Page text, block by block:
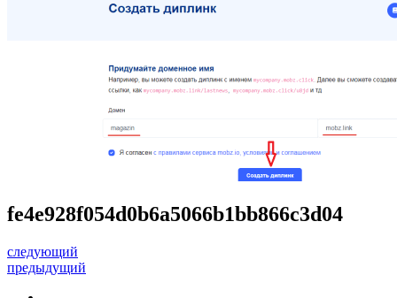
fe4e928f054d0b6a5066b1bb866c3d04
следующий
предыдущий